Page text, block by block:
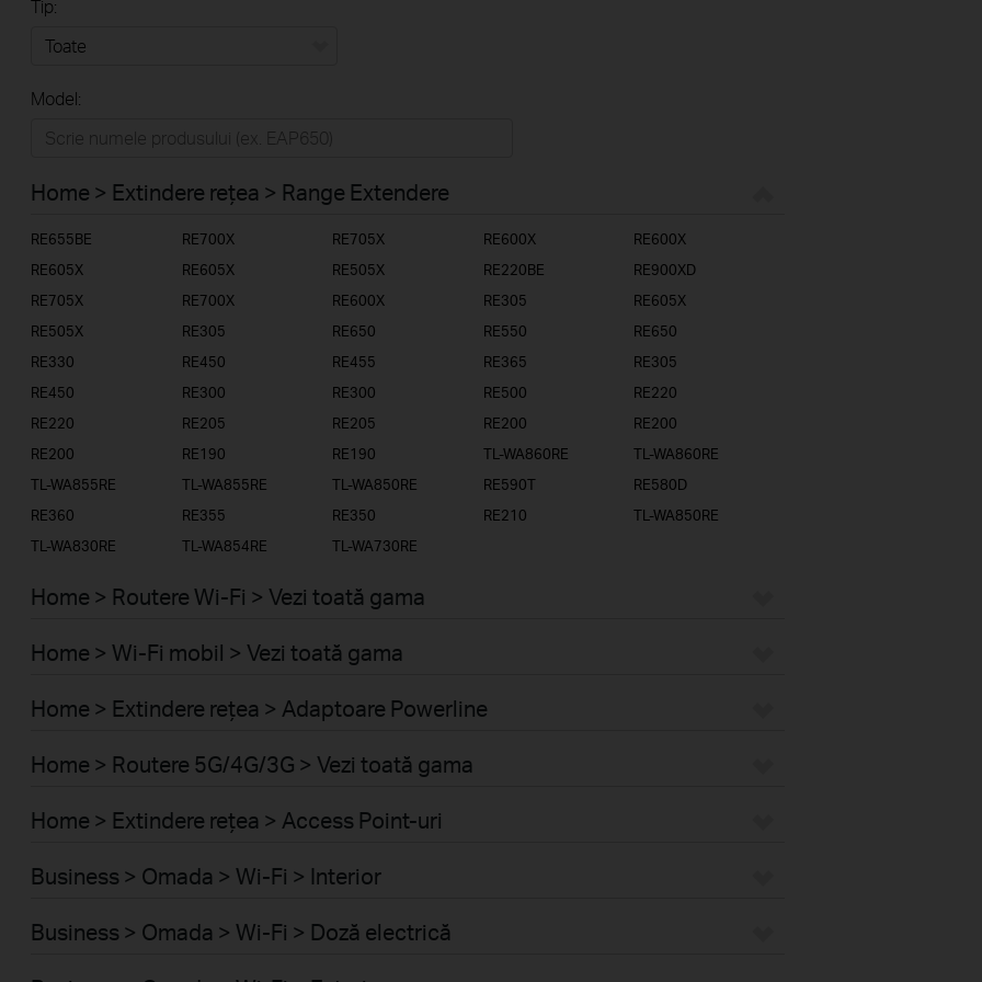
Tip:
Business
Furnizori Servicii
Model:
Home > Extindere rețea > Range Extendere
RE655BE RE700X RE705X RE600X
RE600X
RE605X
RE605X RE505X RE220BE
RE900XD
RE705X
RE700X RE600X RE305
RE605X
RE505X
RE305 RE650 RE550
RE650
RE330
RE450 RE455 RE365
RE305
RE450
RE300 RE300 RE500
RE220
RE220
RE205 RE205 RE200
RE200
RE200
RE190 RE190 TL-WA860RE
TL-WA860RE
TL-WA855RE
TL-WA855RE TL-WA850RE RE590T
RE580D
RE360
RE355 RE350 RE210
TL-WA850RE
TL-WA830RE
TL-WA854RE TL-WA730RE
Home > Routere Wi-Fi > Vezi toată gama
Home > Wi-Fi mobil > Vezi toată gama
Home > Extindere rețea > Adaptoare Powerline
Home > Routere 5G/4G/3G > Vezi toată gama
Home > Extindere rețea > Access Point-uri
Business > Omada > Wi-Fi > Interior
Business > Omada > Wi-Fi > Doză electrică